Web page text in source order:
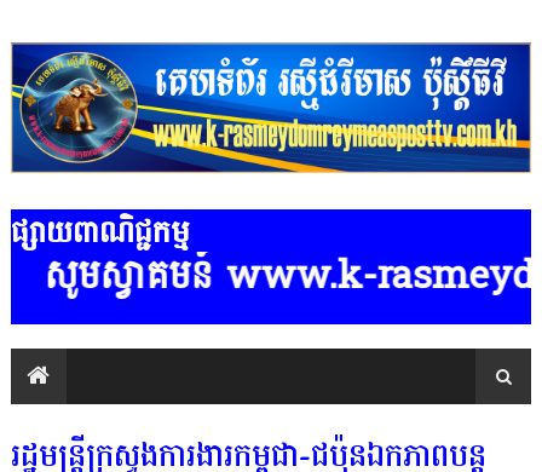
ផ្សាយពាណិជ្ជកម្ម
សូមស្វាគមន៍ www.k-
រដ្ឋមន្ត្រីក្រសួងការងារកម្ពុជា-ជប៉ុនឯកភាពបន្ត